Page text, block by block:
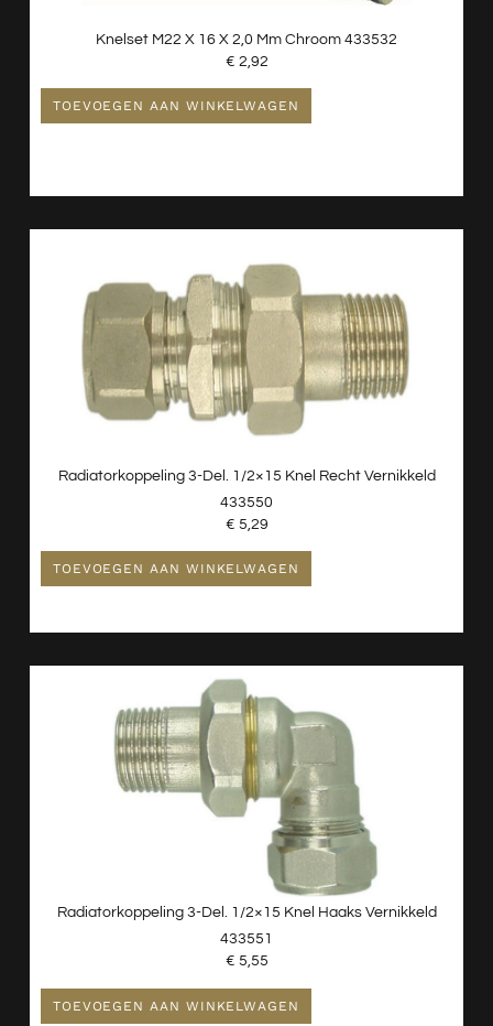
Knelset M22 X 16 X 2,0 Mm Chroom 433532
€ 2,92
TOEVOEGEN AAN WINKELWAGEN
Radiatorkoppeling 3-Del. 1/2×15 Knel Recht Vernikkeld
433550
€ 5,29
TOEVOEGEN AAN WINKELWAGEN
Radiatorkoppeling 3-Del. 1/2×15 Knel Haaks Vernikkeld
433551
€ 5,55
TOEVOEGEN AAN WINKELWAGEN